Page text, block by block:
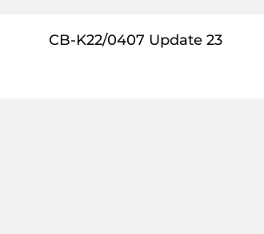
CB-K22/0407 Update 23